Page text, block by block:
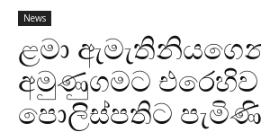
News
ළමා
අමුණුගමට එරෙහිව
පොලිස්පතිට